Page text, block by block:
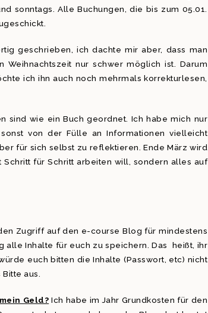
sonntags. Alle Buchungen, die bis zum 05.01.
geschrieben, ich dachte mir aber, dass man
nur schwer möglich ist. Darum
ich ihn auch noch mehrmals korrekturlesen,
sind wie ein Buch geordnet. Ich habe mich nur
von der Fülle an Informationen vielleicht
für sich selbst zu reflektieren. Ende März wird
für Schritt arbeiten will, sondern alles auf
den Zugriff auf den e-course Blog für mindestens
alle Inhalte für euch zu speichern. Das heißt, ihr
euch bitten die Inhalte (Passwort, etc) nicht
aus.
Geld? Ich habe im Jahr Grundkosten für den